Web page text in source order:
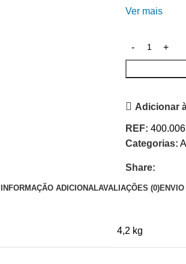
Ver mais
Adicionar
REF:
Categorias:
Share:
INFORMAÇÃO ADICIONALAVALIAÇÕES (0)
4,2 kg